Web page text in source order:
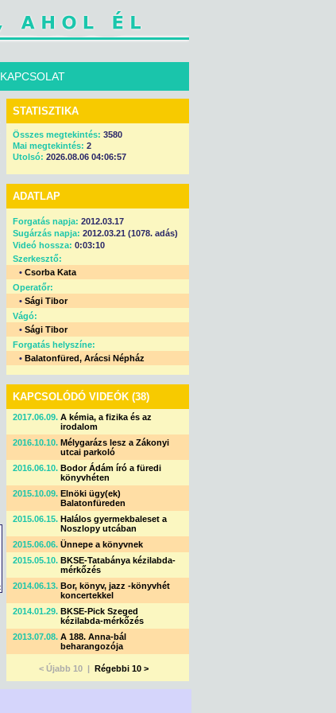
KAPCSOLAT
STATISZTIKA
Összes megtekintés: 3580
Mai megtekintés: 2
Utolsó: 2026.08.06 04:06:57
ADATLAP
Forgatás napja: 2012.03.17
Sugárzás napja: 2012.03.21 (1078. adás)
Videó hossza: 0:03:10
Szerkesztő:
• Csorba Kata
Operatőr:
• Sági Tibor
Vágó:
• Sági Tibor
Forgatás helyszíne:
• Balatonfüred, Arácsi Népház
KAPCSOLÓDÓ VIDEÓK (38)
2017.06.09. A kémia, a fizika és az
irodalom
2016.10.10. Mélygarázs lesz a Zákonyi
utcai parkoló
2016.06.10. Bodor Ádám író a füredi
könyvhéten
2015.10.09. Elnöki ügy(ek)
Balatonfüreden
2015.06.15. Halálos gyermekbaleset a
Noszlopy utcában
2015.06.06. Ünnepe a könyvnek
2015.05.10. BKSE-Tatabánya kézilabda-
mérkőzés
2014.06.13. Bor, könyv, jazz -könyvhét
koncertekkel
2014.01.29. BKSE-Pick Szeged
kézilabda-mérkőzés
2013.07.08. A 188. Anna-bál
beharangozója
< Újabb 10 | Régebbi 10 >